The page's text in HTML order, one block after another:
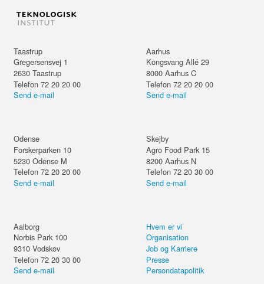
Taastrup
Gregersensvej 1
2630 Taastrup
Telefon 72 20 20 00
Send e-mail
Aarhus
Kongsvang Allé 29
8000 Aarhus C
Telefon 72 20 20 00
Send e-mail
Odense
Forskerparken 10
5230 Odense M
Telefon 72 20 20 00
Send e-mail
Skejby
Agro Food Park 15
8200 Aarhus N
Telefon 72 20 30 00
Send e-mail
Aalborg
Norbis Park 100
9310 Vodskov
Telefon 72 20 30 00
Send e-mail
Hvem er vi
Organisation
Job og Karriere
Presse
Persondatapolitik